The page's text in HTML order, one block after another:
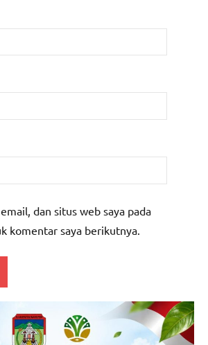
dan situs web saya pada
komentar saya berikutnya.